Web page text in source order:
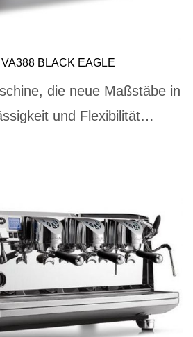
BLACK EAGLE
die neue Maßstäbe in
und Flexibilität…